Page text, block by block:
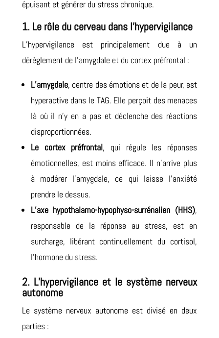
épuisant et générer du stress chronique.
1. Le rôle du cerveau dans l’hypervigilance
L’hypervigilance est principalement due à un
dérèglement de l’amygdale et du cortex préfrontal :
L’amygdale, centre des émotions et de la peur, est
hyperactive dans le TAG. Elle perçoit des menaces
là où il n’y en a pas et déclenche des réactions
disproportionnées.
Le cortex préfrontal, qui régule les réponses
émotionnelles, est moins efficace. Il n’arrive plus
à modérer l’amygdale, ce qui laisse l’anxiété
prendre le dessus.
L’axe hypothalamo-hypophyso-surrénalien (HHS),
responsable de la réponse au stress, est en
surcharge, libérant continuellement du cortisol,
l’hormone du stress.
2. L’hypervigilance et le système nerveux
autonome
Le système nerveux autonome est divisé en deux
parties :